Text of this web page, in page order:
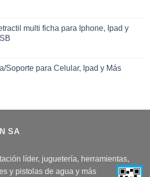
multi ficha para Iphone, Ipad y
Soporte para Celular, Ipad y Más
SA
líder, juguetería, herramientas,
y pistolas de agua y más